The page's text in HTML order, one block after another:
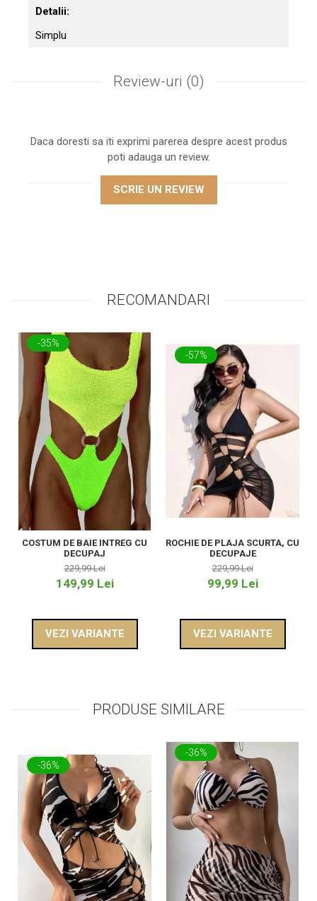
Detalii:
Simplu
Review-uri (0)
Daca doresti sa iti exprimi parerea despre acest produs
poti adauga un review.
SCRIE UN REVIEW
RECOMANDARI
-35%
COSTUM DE BAIE INTREG CU
DECUPAJ
229,99 Lei
149,99 Lei
VEZI VARIANTE
-57%
ROCHIE DE PLAJA SCURTA, CU
DECUPAJE
229,99 Lei
99,99 Lei
VEZI VARIANTE
PRODUSE SIMILARE
-36%
-36%